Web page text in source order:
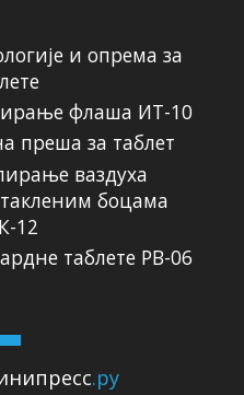
.ру
и опрема за
флаша ИТ-10
преша за таблет
ваздуха
боцама
12
таблете РВ-06